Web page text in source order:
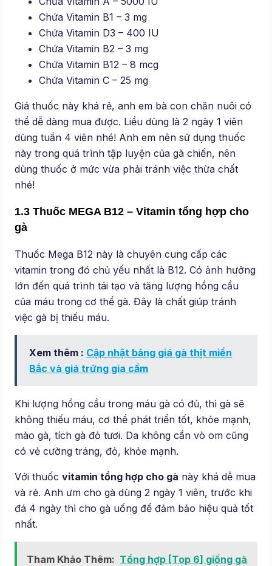
Chứa Vitamin B1 – 3 mg
Chứa Vitamin D3 – 400 IU
Chứa Vitamin B2 – 3 mg
Chứa Vitamin B12 – 8 mcg
Chứa Vitamin C – 25 mg
Giá thuốc này khá rẻ, anh em bà con chăn nuôi có
thể dễ dàng mua được. Liều dùng là 2 ngày 1 viên
dùng tuần 4 viên nhé! Anh em nên sử dụng thuốc
này trong quá trình tập luyện của gà chiến, nên
dùng thuốc ở mức vừa phải tránh việc thừa chất
nhé!
1.3 Thuốc MEGA B12 – Vitamin tổng hợp cho
gà
Thuốc Mega B12 này là chuyên cung cấp các
vitamin trong đó chủ yếu nhất là B12. Có ảnh hưởng
lớn đến quá trình tái tạo và tăng lượng hồng cầu
của máu trong cơ thể gà. Đây là chất giúp tránh
việc gà bị thiếu máu.
Xem thêm : Cập nhật bảng giá gà thịt miền
Bắc và giá trứng gia cầm
Khi lượng hồng cầu trong máu gà có đủ, thì gà sẽ
không thiếu máu, cơ thể phát triển tốt, khỏe mạnh,
mào gà, tích gà đỏ tươi. Da không cần vò om cũng
có vẻ cường tráng, đỏ, khỏe mạnh.
Với thuốcvitamin tổng hợp cho gà này khá dễ mua
và rẻ. Anh ưm cho gà dùng 2 ngày 1 viên, trước khi
đá 4 ngày thì cho gà uống để đảm bảo hiệu quả tốt
nhất.
Tham Khảo Thêm: Tổng hợp [Top 6] giống gà